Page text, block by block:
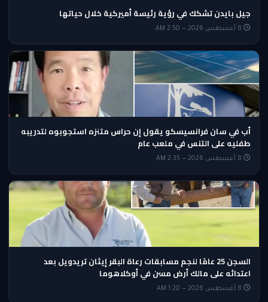
جيل بايدن تشكك في رؤية رئيسة أميركية خلال حياتها
أب في سان فرانسيسكو يقول إن حراس متنزه استجوبوه لتدريبه
طفليه على التنس في ملعب عام
السجن 25 عامًا لنجم مسابقات رعاة البقر إيثان تريدويل بعد
اعتدائه على مالك أرض مسن في أوكلاهوما